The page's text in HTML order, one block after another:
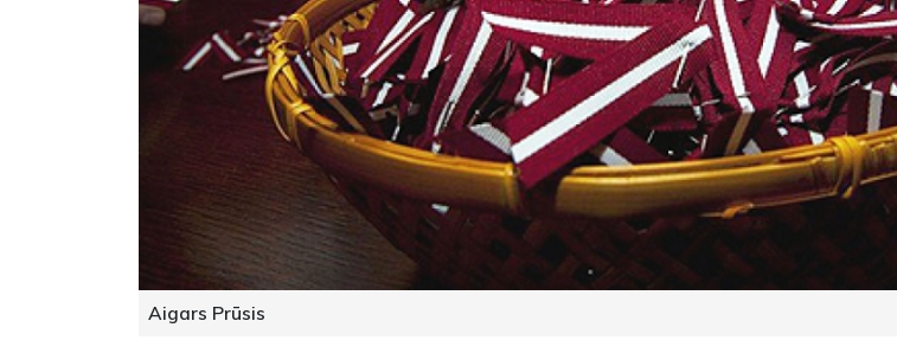
Aigars Prūsis